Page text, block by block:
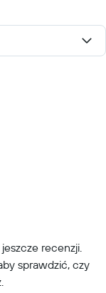
recenzji.
sprawdzić, czy